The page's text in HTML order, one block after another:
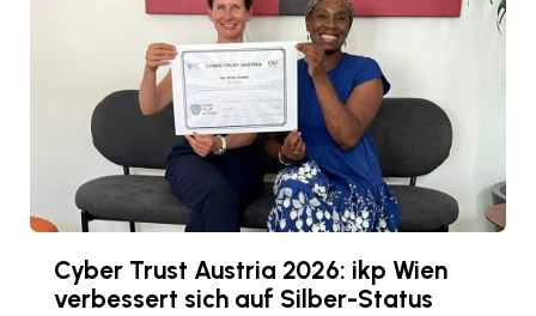
Cyber Trust Austria 2026: ikp Wien
verbessert sich auf Silber-Status